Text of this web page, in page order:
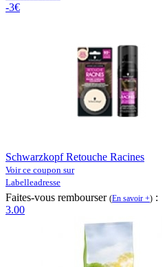
-3€
Schwarzkopf Retouche Racines
Voir ce coupon sur
Labelleadresse
Faites-vous rembourser (En savoir +) :
3.00